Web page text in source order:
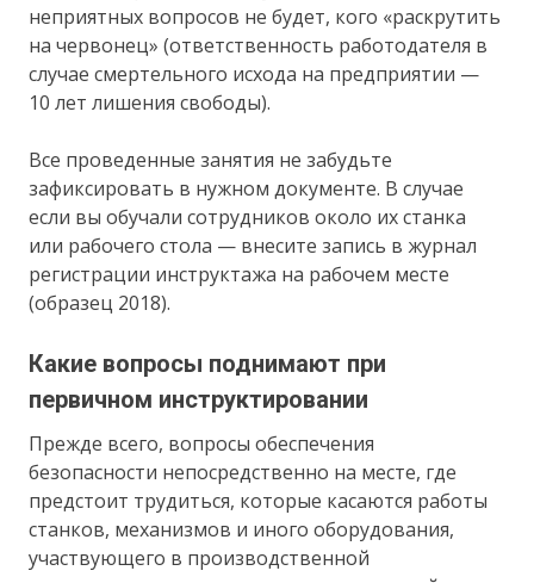
неприятных вопросов не будет, кого «раскрутить
на червонец» (ответственность работодателя в
случае смертельного исхода на предприятии —
10 лет лишения свободы).
Все проведенные занятия не забудьте
зафиксировать в нужном документе. В случае
если вы обучали сотрудников около их станка
или рабочего стола — внесите запись в журнал
регистрации инструктажа на рабочем месте
(образец 2018).
Какие вопросы поднимают при
первичном инструктировании
Прежде всего, вопросы обеспечения
безопасности непосредственно на месте, где
предстоит трудиться, которые касаются работы
станков, механизмов и иного оборудования,
участвующего в производственной